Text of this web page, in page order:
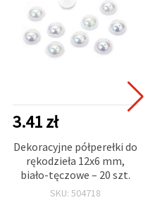
3.41 zł
Dekoracyjne półperełki do
rękodzieła 12x6 mm,
biało-tęczowe – 20 szt.
SKU: 504718